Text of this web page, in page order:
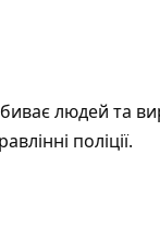
людей та
поліції.